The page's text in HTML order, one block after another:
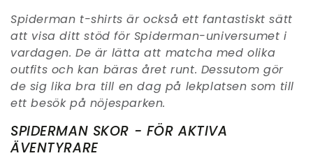
Spiderman t-shirts är också ett fantastiskt sätt
att visa ditt stöd för Spiderman-universumet i
vardagen. De är lätta att matcha med olika
outfits och kan bäras året runt. Dessutom gör
de sig lika bra till en dag på lekplatsen som till
ett besök på nöjesparken.
SPIDERMAN SKOR - FÖR AKTIVA
ÄVENTYRARE